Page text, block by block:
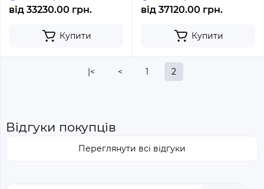
від 33230.00 грн.
Купити
від 37120.00 грн.
Купити
|< < 1 2
Відгуки покупців
Переглянути всі відгуки